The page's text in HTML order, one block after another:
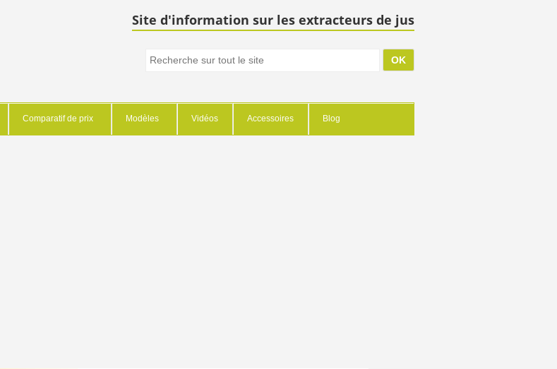
Site d'information sur les extracteurs de jus
Comparatif de prix Modèles Vidéos Accessoires Blog